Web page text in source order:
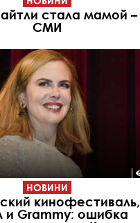
стала мамой –
СМИ
НОВИНИ
кинофестиваль,
и Grammy: ошибка